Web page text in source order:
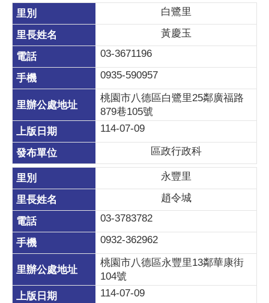
白鷺里
黃慶玉
03-3671196
0935-590957
桃園市八德區白鷺里25鄰廣福路
879巷105號
114-07-09
區政行政科
永豐里
趙令城
03-3783782
0932-362962
桃園市八德區永豐里13鄰華康街
104號
114-07-09